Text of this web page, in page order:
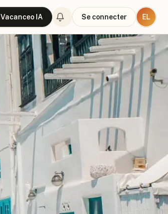
Vacanceo IA Se connecter EL